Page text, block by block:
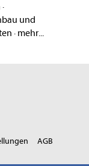
·
und
· mehr...
AGB